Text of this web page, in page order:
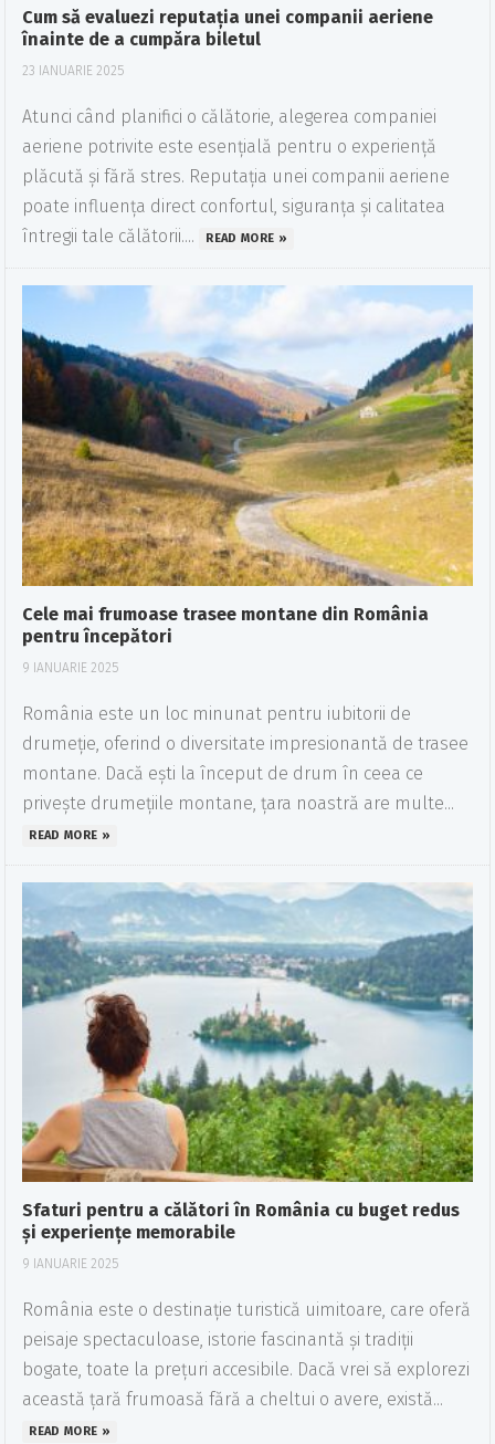
Cum să evaluezi reputația unei companii aeriene
înainte de a cumpăra biletul
23 IANUARIE 2025
Atunci când planifici o călătorie, alegerea companiei
aeriene potrivite este esențială pentru o experiență
plăcută și fără stres. Reputația unei companii aeriene
poate influența direct confortul, siguranța și calitatea
întregii tale călătorii....
READ MORE »
Cele mai frumoase trasee montane din România
pentru începători
9 IANUARIE 2025
România este un loc minunat pentru iubitorii de
drumeție, oferind o diversitate impresionantă de trasee
montane. Dacă ești la început de drum în ceea ce
privește drumețiile montane, țara noastră are multe...
READ MORE »
Sfaturi pentru a călători în România cu buget redus
și experiențe memorabile
9 IANUARIE 2025
România este o destinație turistică uimitoare, care oferă
peisaje spectaculoase, istorie fascinantă și tradiții
bogate, toate la prețuri accesibile. Dacă vrei să explorezi
această țară frumoasă fără a cheltui o avere, există...
READ MORE »